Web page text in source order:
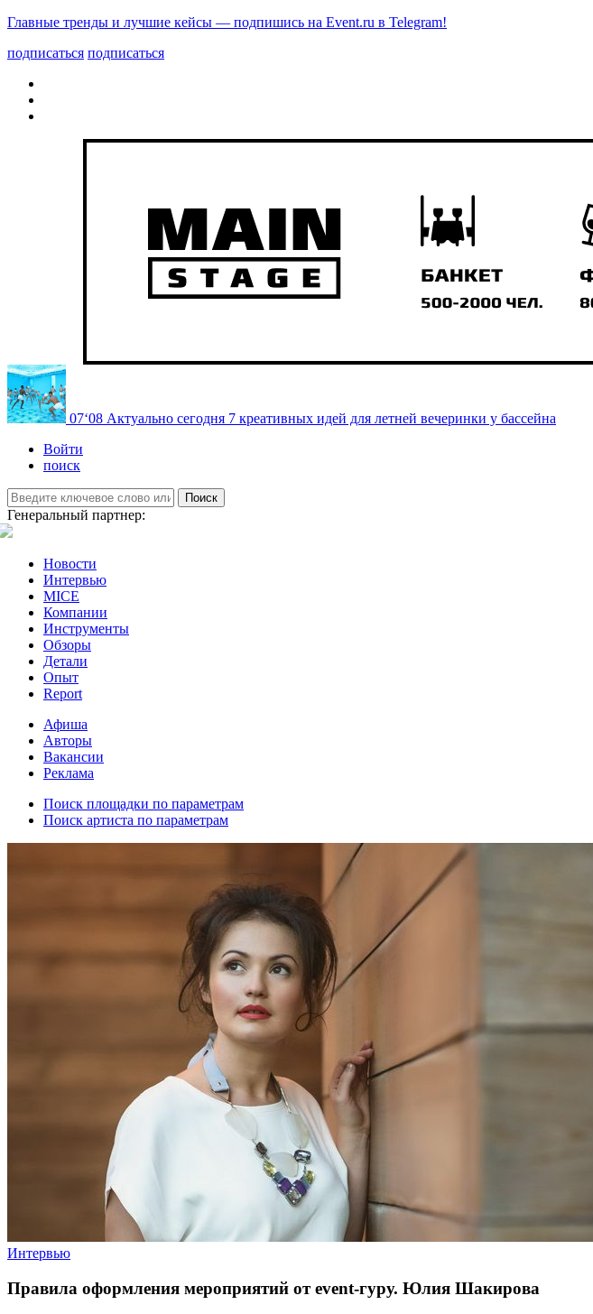
Главные тренды и лучшие кейсы — подпишись на Event.ru в Telegram!
подписаться подписаться
07‘08 Актуально сегодня 7 креативных идей для летней вечеринки у бассейна
Войти
поиск
Поиск
Генеральный партнер:
Новости
Интервью
MICE
Компании
Инструменты
Обзоры
Детали
Опыт
Report
Афиша
Авторы
Вакансии
Реклама
Поиск площадки по параметрам
Поиск артиста по параметрам
Интервью
Правила оформления мероприятий от event-гуру. Юлия Шакирова